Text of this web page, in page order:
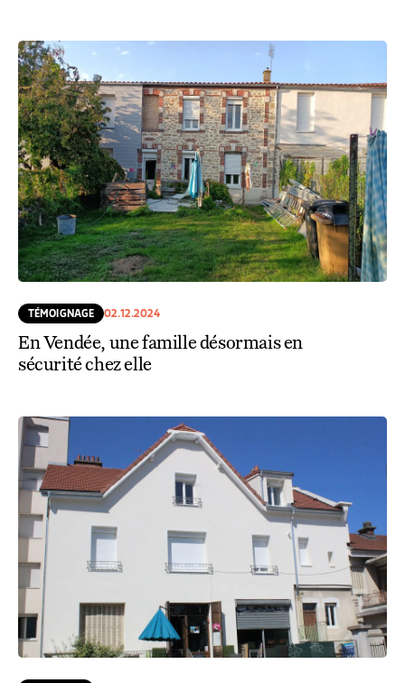
TÉMOIGNAGE 02.12.2024
En Vendée, une famille désormais en
sécurité chez elle